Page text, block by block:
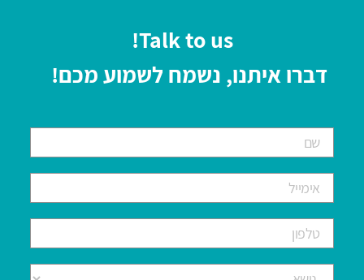
Talk to us!
דברו איתנו, נשמח לשמוע מכם!